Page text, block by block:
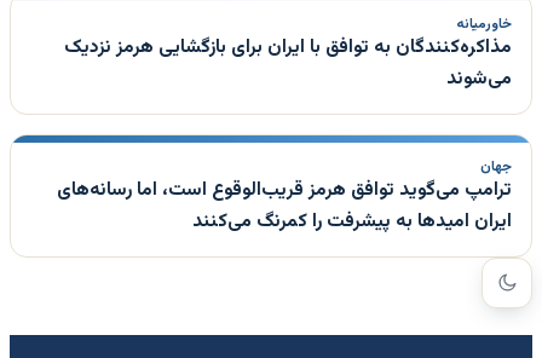
خاورمیانه
مذاکره‌کنندگان به توافق با ایران برای بازگشایی هرمز نزدیک
می‌شوند
جهان
ترامپ می‌گوید توافق هرمز قریب‌الوقوع است، اما رسانه‌های
ایران امیدها به پیشرفت را کمرنگ می‌کنند